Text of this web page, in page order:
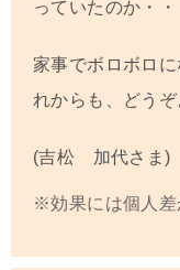
っていたのか・
家事でボロボロ
れからも、どうぞ
(吉松 加代さま)
※効果には個人差